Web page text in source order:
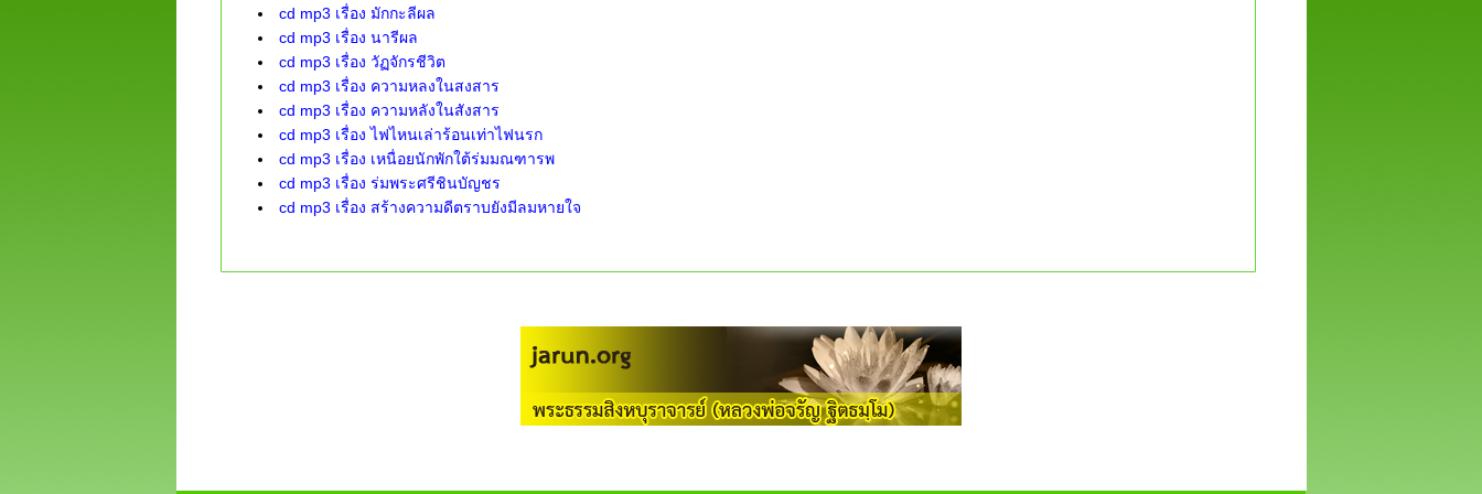
cd mp3 เรื่อง มักกะลีผล
cd mp3 เรื่อง นารีผล
cd mp3 เรื่อง วัฏจักรชีวิต
cd mp3 เรื่อง ความหลงในสงสาร
cd mp3 เรื่อง ความหลังในสังสาร
cd mp3 เรื่อง ไฟไหนเล่าร้อนเท่าไฟนรก
cd mp3 เรื่อง เหนื่อยนักพักใต้ร่มมณฑารพ
cd mp3 เรื่อง ร่มพระศรีชินบัญชร
cd mp3 เรื่อง สร้างความดีตราบยังมีลมหายใจ